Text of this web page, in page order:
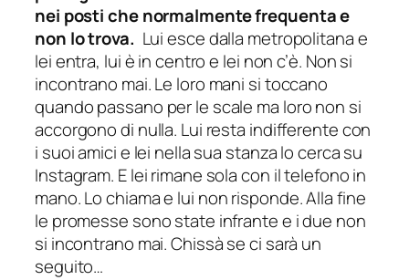
nei posti che normalmente frequenta e
non lo trova. Lui esce dalla metropolitana e
lei entra, lui è in centro e lei non c’è. Non si
incontrano mai. Le loro mani si toccano
quando passano per le scale ma loro non si
accorgono di nulla. Lui resta indifferente con
i suoi amici e lei nella sua stanza lo cerca su
Instagram. E lei rimane sola con il telefono in
mano. Lo chiama e lui non risponde. Alla fine
le promesse sono state infrante e i due non
si incontrano mai. Chissà se ci sarà un
seguito…